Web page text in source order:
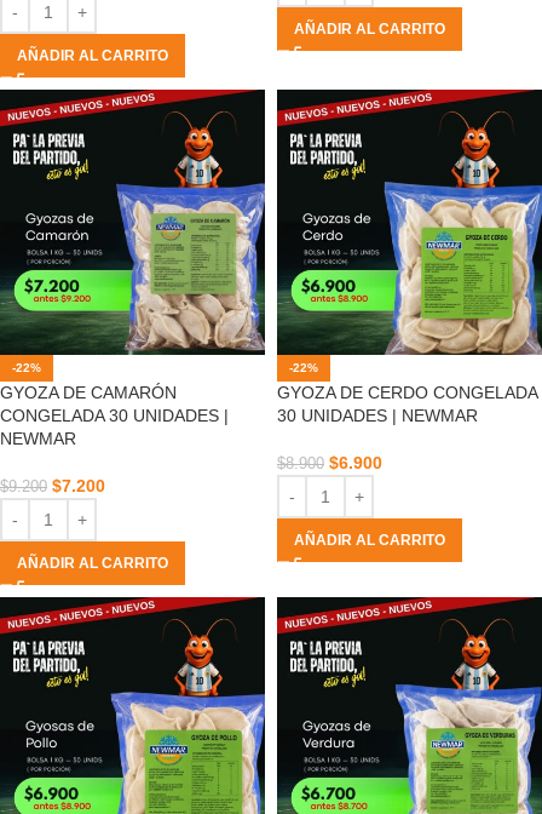
AÑADIR AL CARRITO
AÑADIR AL CARRITO
-22%
GYOZA DE CAMARÓN
CONGELADA 30 UNIDADES |
NEWMAR
$9.200 $7.200
AÑADIR AL CARRITO
-22%
GYOZA DE CERDO CONGELADA
30 UNIDADES | NEWMAR
$8.900 $6.900
AÑADIR AL CARRITO